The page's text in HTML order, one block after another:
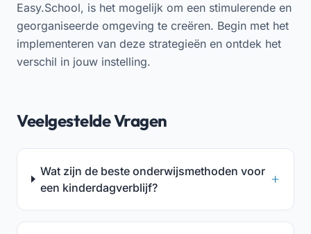
Easy.School, is het mogelijk om een stimulerende en
georganiseerde omgeving te creëren. Begin met het
implementeren van deze strategieën en ontdek het
verschil in jouw instelling.
Veelgestelde Vragen
Wat zijn de beste onderwijsmethoden voor
een kinderdagverblijf?